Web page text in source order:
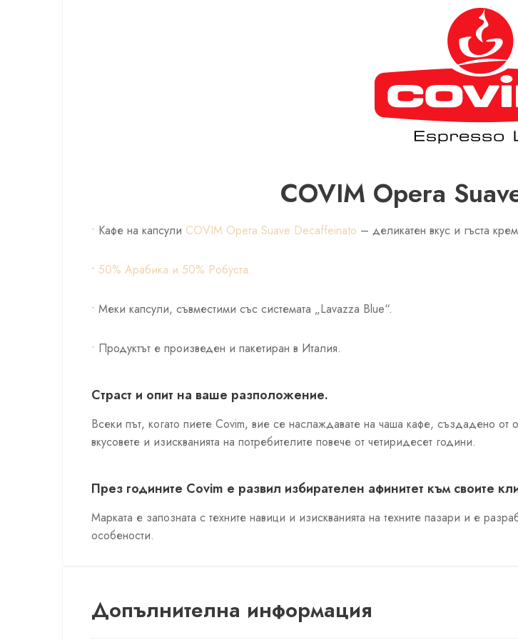
COVIM Opera
• Кафе на капсули COVIM Opera Suave Decaffeinato – деликатен вкус и гъста
• 50% Арабика и 50% Робуста.
• Меки капсули, съвместими със системата „Lavazza Blue“.
• Продуктът е произведен и пакетиран в Италия.
Страст и опит на ваше разположение.
Всеки път, когато пиете Covim, вие се наслаждавате на чаша кафе, създадено от
вкусовете и изискванията на потребителите повече от четиридесет години.
През годините Covim е развил избирателен афинитет към своите
Марката е запозната с техните навици и изискванията на техните пазари и е
особености.
Допълнителна информация